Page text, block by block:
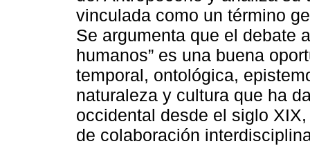
vinculada como un término
Se argumenta que el debate
humanos” es una buena
temporal, ontológica,
naturaleza y cultura que ha
occidental desde el siglo
de colaboración